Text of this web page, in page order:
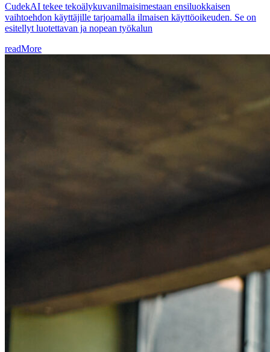
CudekAI tekee tekoälykuvanilmaisimestaan ensiluokkaisen
vaihtoehdon käyttäjille tarjoamalla ilmaisen käyttöoikeuden. Se on
esitellyt luotettavan ja nopean työkalun
readMore